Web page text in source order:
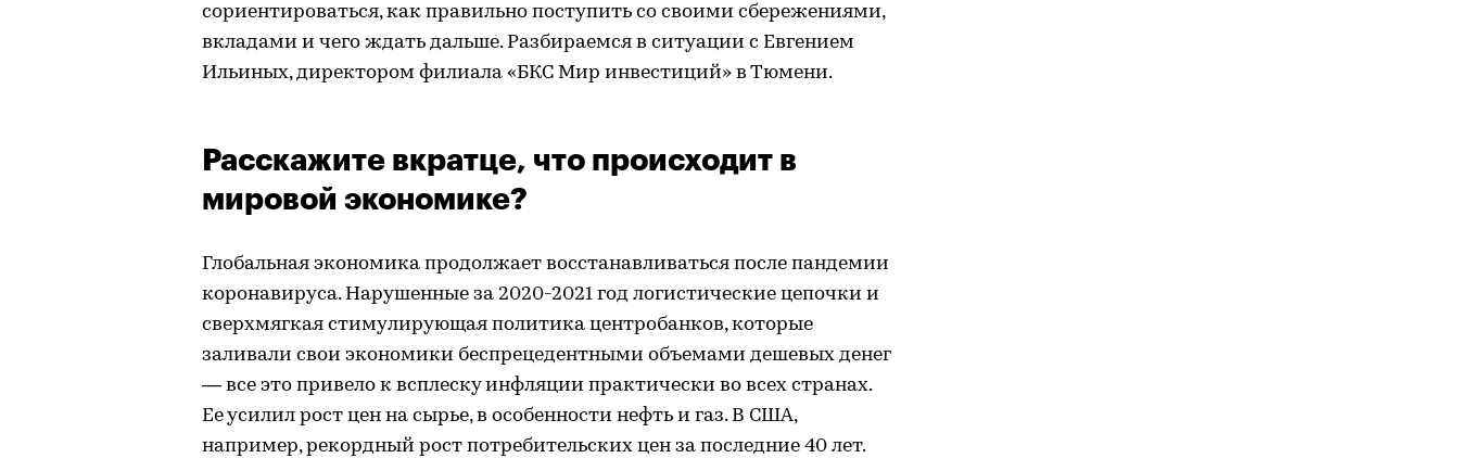
сориентироваться, как правильно поступить со своими сбережениями,
вкладами и чего ждать дальше. Разбираемся в ситуации с Евгением
Ильиных, директором филиала «БКС Мир инвестиций» в Тюмени.
Расскажите вкратце, что происходит в
мировой экономике?
Глобальная экономика продолжает восстанавливаться после пандемии
коронавируса. Нарушенные за 2020-2021 год логистические цепочки и
сверхмягкая стимулирующая политика центробанков, которые
заливали свои экономики беспрецедентными объемами дешевых денег
— все это привело к всплеску инфляции практически во всех странах.
Ее усилил рост цен на сырье, в особенности нефть и газ. В США,
например, рекордный рост потребительских цен за последние 40 лет.